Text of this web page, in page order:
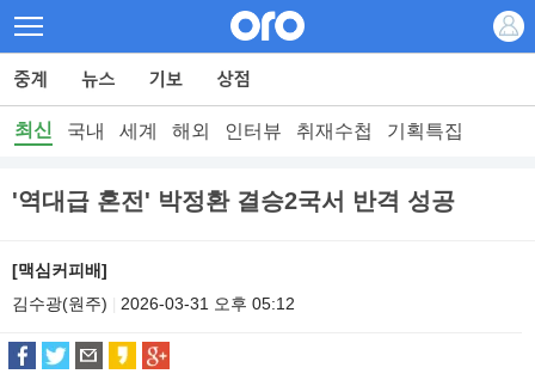
최신 국내 세계 해외 인터뷰 취재수첩 기획특집
'역대급 혼전' 박정환 결승2국서 반격 성공
[맥심커피배]
김수광(원주)
2026-03-31 오후 05:12